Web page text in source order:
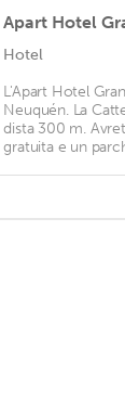
Apart Hotel
Hotel
L'Apart Hotel
Neuquén. La
dista 300 m.
gratuita e un